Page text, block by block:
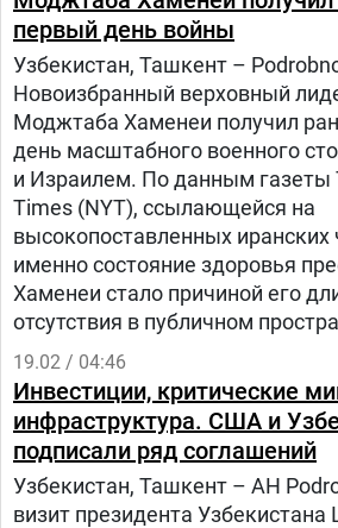
первый день войны
Узбекистан, Ташкент –
Новоизбранный верховный
Моджтаба Хаменеи получил
день масштабного военного
и Израилем. По данным газеты
Times (NYT), ссылающейся на
высокопоставленных иранских
именно состояние здоровья
Хаменеи стало причиной его
отсутствия в публичном
19.02 / 04:46
Инвестиции, критические
инфраструктура. США и
подписали ряд соглашений
Узбекистан, Ташкент – АН
визит президента Узбекистана